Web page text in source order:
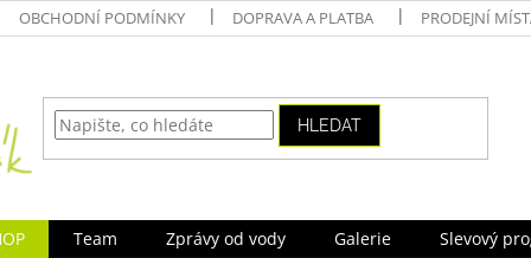
OBCHODNÍ PODMÍNKY DOPRAVA A PLATBA PRODEJNÍ
HLEDAT
Team Zprávy od vody Galerie Slevový